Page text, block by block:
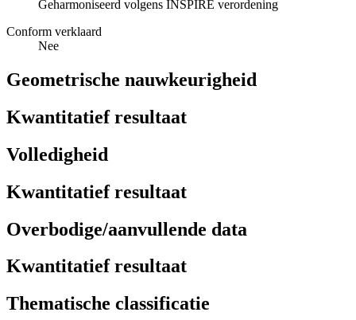
Geharmoniseerd volgens INSPIRE verordening
Conform verklaard
Nee
Geometrische nauwkeurigheid
Kwantitatief resultaat
Volledigheid
Kwantitatief resultaat
Overbodige/aanvullende data
Kwantitatief resultaat
Thematische classificatie